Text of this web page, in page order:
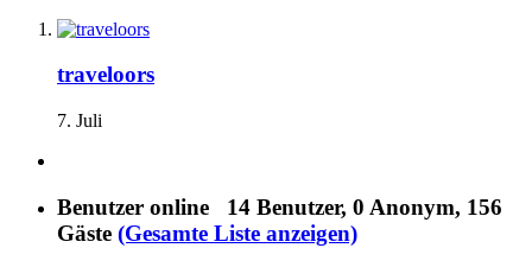
traveloors
7. Juli
Benutzer online 14 Benutzer, 0 Anonym, 156
Gäste (Gesamte Liste anzeigen)